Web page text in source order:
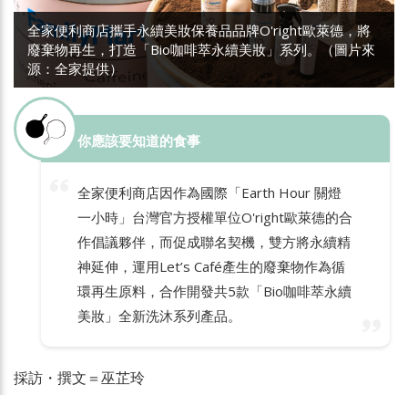
全家便利商店攜手永續美妝保養品品牌O'right歐萊德，將
廢棄物再生，打造「Bio咖啡萃永續美妝」系列。（圖片來
源：全家提供）
你應該要知道的食事
全家便利商店因作為國際「Earth Hour 關燈
一小時」台灣官方授權單位O'right歐萊德的合
作倡議夥伴，而促成聯名契機，雙方將永續精
神延伸，運用Let’s Café產生的廢棄物作為循
環再生原料，合作開發共5款「Bio咖啡萃永續
美妝」全新洗沐系列產品。
採訪・撰文＝巫芷玲